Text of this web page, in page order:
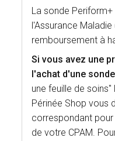
La sonde
l'Assurance
remboursement à
Si vous avez une
l'achat d'une sonde
une feuille de
Périnée Shop vous
correspondant
de votre CPAM.